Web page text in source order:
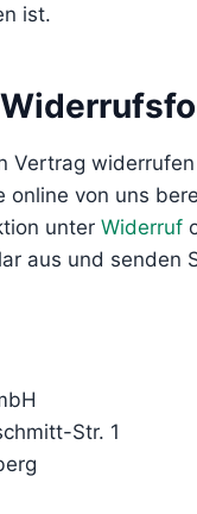
ist.
Vertrag
online von uns
unter Widerruf
aus und senden
Str. 1